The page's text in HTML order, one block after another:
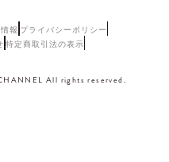
報 プライバシーポリシー
特定商取引法の表示
All rights reserved.